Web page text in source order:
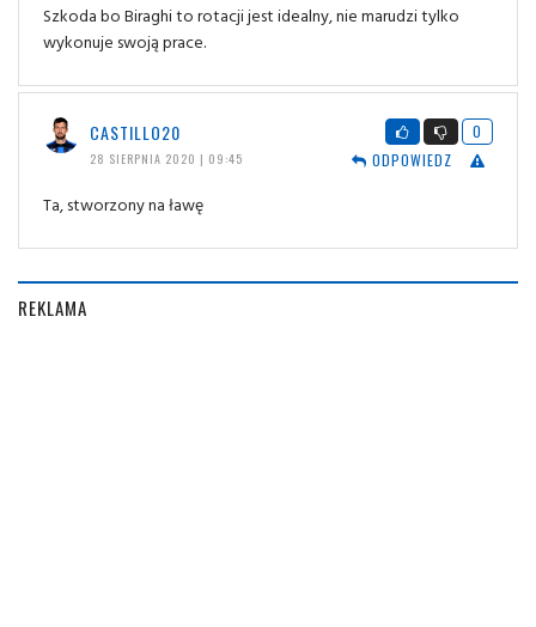
Szkoda bo Biraghi to rotacji jest idealny, nie marudzi tylko
wykonuje swoją prace.
CASTILLO20
28 SIERPNIA 2020 | 09:45
0
ODPOWIEDZ
Ta, stworzony na ławę
REKLAMA